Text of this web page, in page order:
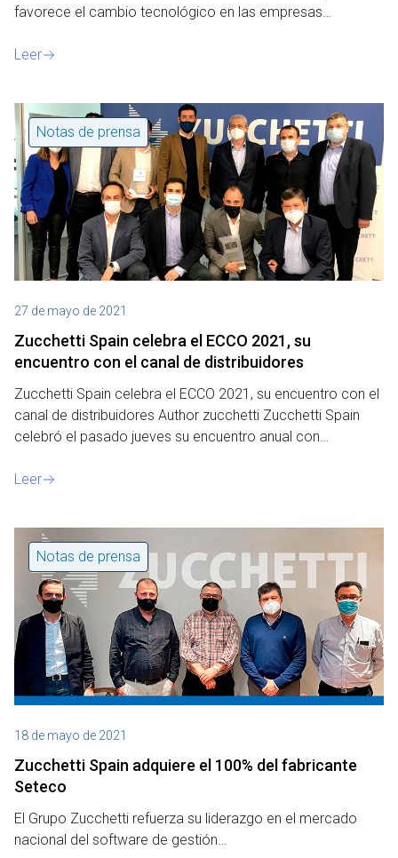
o
favorece el cambio tecnológico en las empresas…
Leer
Notas de prensa
27 de mayo de 2021
Zucchetti Spain celebra el ECCO 2021, su
encuentro con el canal de distribuidores
Zucchetti Spain celebra el ECCO 2021, su encuentro con el
canal de distribuidores Author zucchetti Zucchetti Spain
celebró el pasado jueves su encuentro anual con…
Leer
Notas de prensa
18 de mayo de 2021
Zucchetti Spain adquiere el 100% del fabricante
Seteco
El Grupo Zucchetti refuerza su liderazgo en el mercado
nacional del software de gestión…